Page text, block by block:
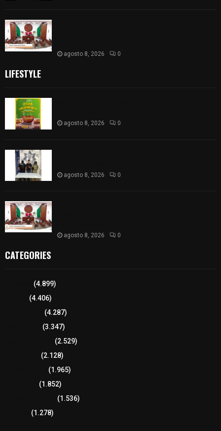
agosto 8, 2026 0
LIFESTYLE
agosto 8, 2026 0
agosto 8, 2026 0
agosto 8, 2026 0
CATEGORIES
(4.899)
(4.406)
(4.287)
(3.347)
(2.529)
(2.128)
(1.965)
(1.852)
(1.536)
(1.278)